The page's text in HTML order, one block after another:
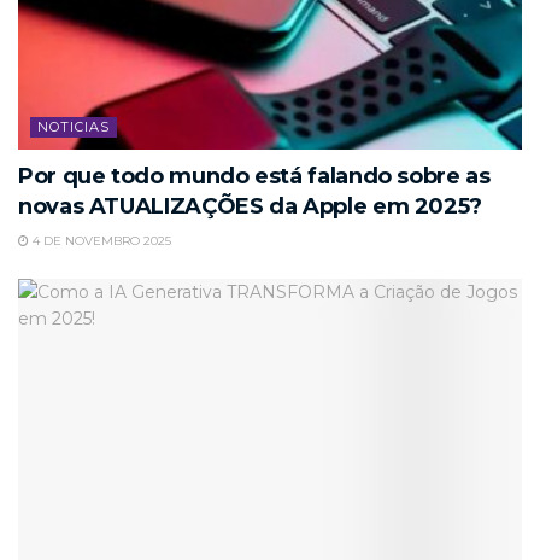
NOTICIAS
Por que todo mundo está falando sobre as
novas ATUALIZAÇÕES da Apple em 2025?
4 DE NOVEMBRO 2025